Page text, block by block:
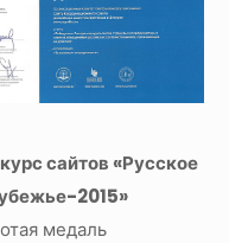
сайтов «Русское
2015»
медаль